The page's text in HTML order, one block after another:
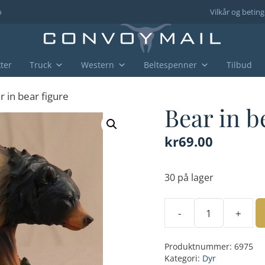
Vilkår og
Truck Western Beltespenner Tilbud
in bear figure
Bear in
kr69.00
30 på lager
-
bear
+
Produktnummer: 6975
Kategori: Dyr